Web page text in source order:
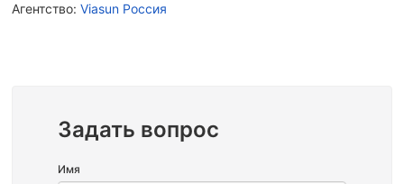
Агентство: Viasun Россия
Задать вопрос
Имя